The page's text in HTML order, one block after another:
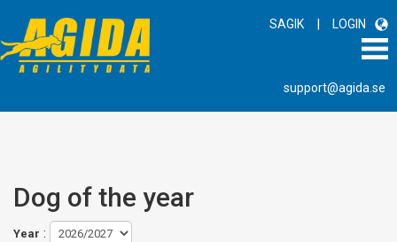
SAGIK | LOGIN
support@agida.se
Dog of the year
Year :